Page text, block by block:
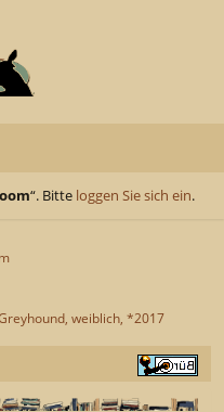
“. Bitte loggen Sie sich ein.
weiblich, *2017